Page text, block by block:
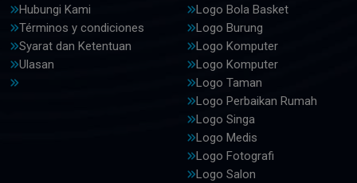
Hubungi Kami
Términos y condiciones
Syarat dan Ketentuan
Ulasan
Logo Bola Basket
Logo Burung
Logo Komputer
Logo Komputer
Logo Taman
Logo Perbaikan Rumah
Logo Singa
Logo Medis
Logo Fotografi
Logo Salon